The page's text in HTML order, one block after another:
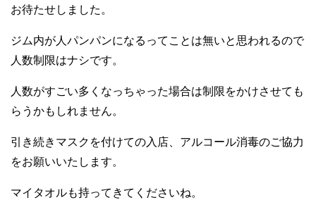
お待たせしました。
ジム内が人パンパンになるってことは無いと思われるので
人数制限はナシです。
人数がすごい多くなっちゃった場合は制限をかけさせても
らうかもしれません。
引き続きマスクを付けての入店、アルコール消毒のご協力
をお願いいたします。
マイタオルも持ってきてくださいね。